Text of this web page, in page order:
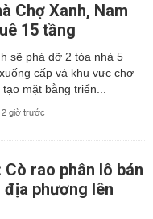
Chợ Xanh, Nam
15 tầng
sẽ phá dỡ 2 tòa nhà 5
cấp và khu vực chợ
mặt bằng triển...
2 giờ trước
Cò rao phân lô bán
phương lên